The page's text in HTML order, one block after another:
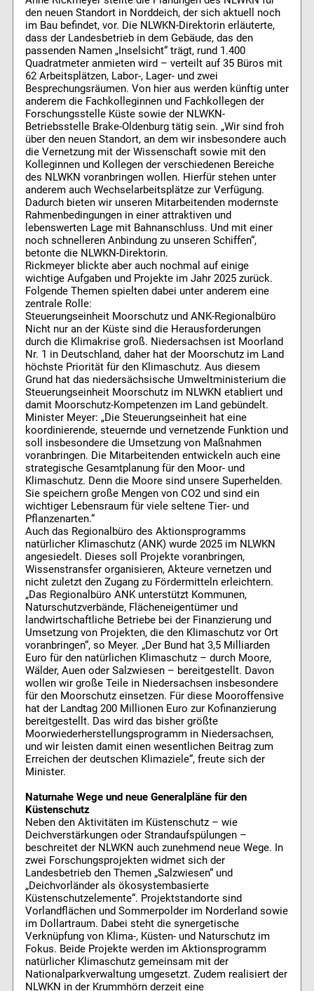
den neuen Standort in Norddeich, der sich aktuell noch
im Bau befindet, vor. Die NLWKN-Direktorin erläuterte,
dass der Landesbetrieb in dem Gebäude, das den
passenden Namen „Inselsicht“ trägt, rund 1.400
Quadratmeter anmieten wird – verteilt auf 35 Büros mit
62 Arbeitsplätzen, Labor-, Lager- und zwei
Besprechungsräumen. Von hier aus werden künftig unter
anderem die Fachkolleginnen und Fachkollegen der
Forschungsstelle Küste sowie der NLWKN-
Betriebsstelle Brake-Oldenburg tätig sein. „Wir sind froh
über den neuen Standort, an dem wir insbesondere auch
die Vernetzung mit der Wissenschaft sowie mit den
Kolleginnen und Kollegen der verschiedenen Bereiche
des NLWKN voranbringen wollen. Hierfür stehen unter
anderem auch Wechselarbeitsplätze zur Verfügung.
Dadurch bieten wir unseren Mitarbeitenden modernste
Rahmenbedingungen in einer attraktiven und
lebenswerten Lage mit Bahnanschluss. Und mit einer
noch schnelleren Anbindung zu unseren Schiffen“,
betonte die NLWKN-Direktorin.
Rickmeyer blickte aber auch nochmal auf einige
wichtige Aufgaben und Projekte im Jahr 2025 zurück.
Folgende Themen spielten dabei unter anderem eine
zentrale Rolle:
Steuerungseinheit Moorschutz und ANK-Regionalbüro
Nicht nur an der Küste sind die Herausforderungen
durch die Klimakrise groß. Niedersachsen ist Moorland
Nr. 1 in Deutschland, daher hat der Moorschutz im Land
höchste Priorität für den Klimaschutz. Aus diesem
Grund hat das niedersächsische Umweltministerium die
Steuerungseinheit Moorschutz im NLWKN etabliert und
damit Moorschutz-Kompetenzen im Land gebündelt.
Minister Meyer: „Die Steuerungseinheit hat eine
koordinierende, steuernde und vernetzende Funktion und
soll insbesondere die Umsetzung von Maßnahmen
voranbringen. Die Mitarbeitenden entwickeln auch eine
strategische Gesamtplanung für den Moor- und
Klimaschutz. Denn die Moore sind unsere Superhelden.
Sie speichern große Mengen von CO2 und sind ein
wichtiger Lebensraum für viele seltene Tier- und
Pflanzenarten.“
Auch das Regionalbüro des Aktionsprogramms
natürlicher Klimaschutz (ANK) wurde 2025 im NLWKN
angesiedelt. Dieses soll Projekte voranbringen,
Wissenstransfer organisieren, Akteure vernetzen und
nicht zuletzt den Zugang zu Fördermitteln erleichtern.
„Das Regionalbüro ANK unterstützt Kommunen,
Naturschutzverbände, Flächeneigentümer und
landwirtschaftliche Betriebe bei der Finanzierung und
Umsetzung von Projekten, die den Klimaschutz vor Ort
voranbringen“, so Meyer. „Der Bund hat 3,5 Milliarden
Euro für den natürlichen Klimaschutz – durch Moore,
Wälder, Auen oder Salzwiesen – bereitgestellt. Davon
wollen wir große Teile in Niedersachsen insbesondere
für den Moorschutz einsetzen. Für diese Mooroffensive
hat der Landtag 200 Millionen Euro zur Kofinanzierung
bereitgestellt. Das wird das bisher größte
Moorwiederherstellungsprogramm in Niedersachsen,
und wir leisten damit einen wesentlichen Beitrag zum
Erreichen der deutschen Klimaziele“, freute sich der
Minister.
Naturnahe Wege und neue Generalpläne für den
Küstenschutz
Neben den Aktivitäten im Küstenschutz – wie
Deichverstärkungen oder Strandaufspülungen –
beschreitet der NLWKN auch zunehmend neue Wege. In
zwei Forschungsprojekten widmet sich der
Landesbetrieb den Themen „Salzwiesen“ und
„Deichvorländer als ökosystembasierte
Küstenschutzelemente“. Projektstandorte sind
Vorlandflächen und Sommerpolder im Norderland sowie
im Dollartraum. Dabei steht die synergetische
Verknüpfung von Klima-, Küsten- und Naturschutz im
Fokus. Beide Projekte werden im Aktionsprogramm
natürlicher Klimaschutz gemeinsam mit der
Nationalparkverwaltung umgesetzt. Zudem realisiert der
NLWKN in der Krummhörn derzeit eine